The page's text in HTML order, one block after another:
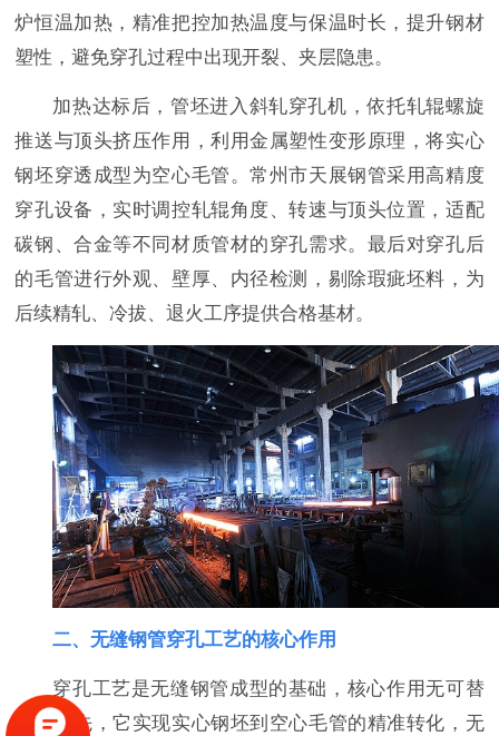
炉恒温加热，精准把控加热温度与保温时长，提升钢材
塑性，避免穿孔过程中出现开裂、夹层隐患。
加热达标后，管坯进入斜轧穿孔机，依托轧辊螺旋
推送与顶头挤压作用，利用金属塑性变形原理，将实心
钢坯穿透成型为空心毛管。常州市天展钢管采用高精度
穿孔设备，实时调控轧辊角度、转速与顶头位置，适配
碳钢、合金等不同材质管材的穿孔需求。最后对穿孔后
的毛管进行外观、壁厚、内径检测，剔除瑕疵坯料，为
后续精轧、冷拔、退火工序提供合格基材。
二、无缝钢管穿孔工艺的核心作用
穿孔工艺是无缝钢管成型的基础，核心作用无可替
代。首先，它实现实心钢坯到空心毛管的精准转化，无